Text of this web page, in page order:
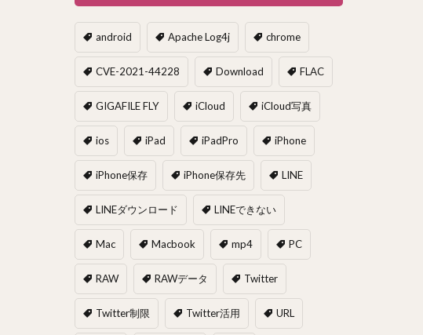
android Apache Log4j chrome
CVE-2021-44228 Download FLAC
GIGAFILE FLY iCloud iCloud写真
ios iPad iPadPro iPhone
iPhone保存 iPhone保存先 LINE
LINEダウンロード LINEできない
Mac Macbook mp4 PC
RAW RAWデータ Twitter
Twitter制限 Twitter活用 URL